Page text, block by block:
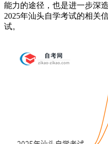
能力的途径，也是进一步深
2025年汕头自学考试的相关
试。